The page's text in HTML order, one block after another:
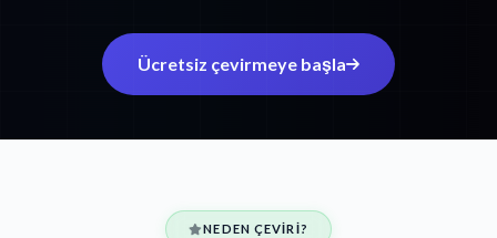
Ücretsiz çevirmeye başla
NEDEN ÇEVIRI?